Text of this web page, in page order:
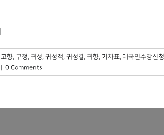
고향, 구정, 귀성, 귀성객, 귀성길, 귀향, 기차표, 대국민수강신청
0 Comments